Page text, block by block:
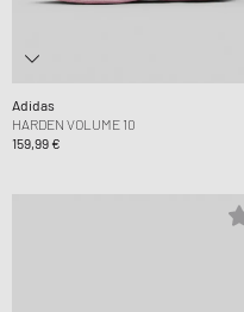
Adidas
HARDEN VOLUME 10
159,99 €